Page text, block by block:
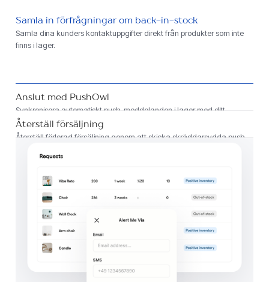
Samla in förfrågningar om back-in-stock
Samla dina kunders kontaktuppgifter direkt från produkter som inte
finns i lager.
Anslut med PushOwl
Synkronisera automatiskt push-meddelanden i lager med ditt
PushOwl-konto.
Återställ försäljning
Återställ förlorad försäljning genom att skicka skräddarsydda push-